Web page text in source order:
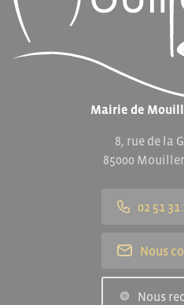
Mairie de
8, rue de la
85000
02 51 31
Nous
Nous